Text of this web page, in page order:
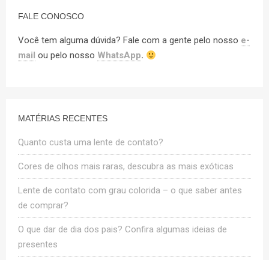
FALE CONOSCO
Você tem alguma dúvida? Fale com a gente pelo nosso e-
mail ou pelo nosso WhatsApp.
MATÉRIAS RECENTES
Quanto custa uma lente de contato?
Cores de olhos mais raras, descubra as mais exóticas
Lente de contato com grau colorida – o que saber antes
de comprar?
O que dar de dia dos pais? Confira algumas ideias de
presentes